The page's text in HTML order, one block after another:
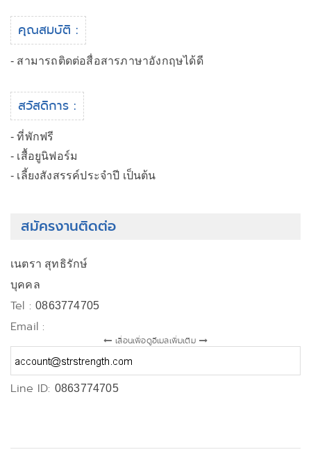
คุณสมบัติ :
- สามารถติดต่อสื่อสารภาษาอังกฤษได้ดี
สวัสดิการ :
- ที่พักฟรี
- เสื้อยูนิฟอร์ม
- เลี้ยงสังสรรค์ประจำปี เป็นต้น
สมัครงานติดต่อ
เนตรา สุทธิรักษ์
บุคคล
Tel :0863774705
Email :
เลื่อนเพื่อดูอีเมลเพิ่มเติม
Line ID: 0863774705